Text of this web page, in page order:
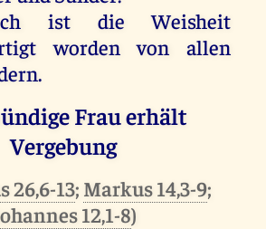
ist die
Weisheit
worden von
allen
.
Frau erhält
Vergebung
26,6-13; Markus 14,3-9;
12,1-8)